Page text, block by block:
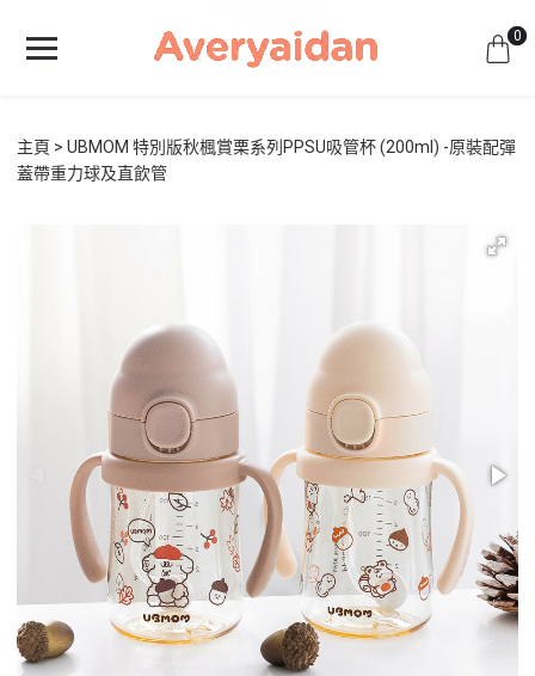
0
主頁
UBMOM 特別版秋楓賞栗系列PPSU吸管杯 (200ml) -原裝配彈
蓋帶重力球及直飲管